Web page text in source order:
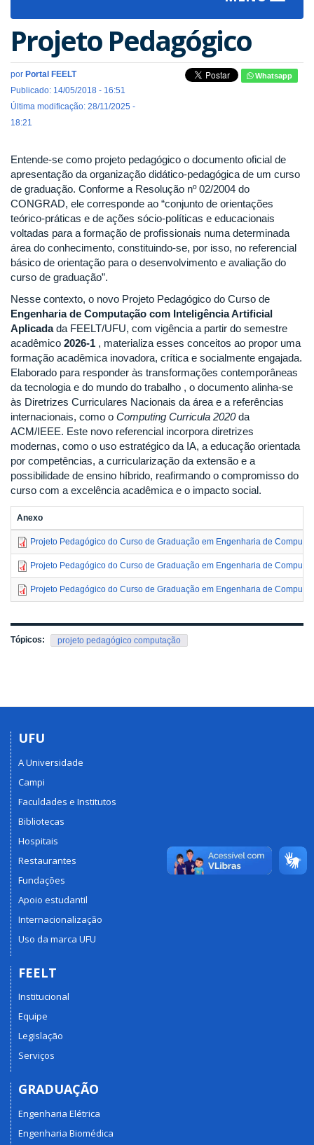
Projeto Pedagógico
por Portal FEELT
Publicado: 14/05/2018 - 16:51
Última modificação: 28/11/2025 -
18:21
Whatsapp
Entende-se como projeto pedagógico o documento oficial de
apresentação da organização didático-pedagógica de um curso
de graduação. Conforme a Resolução nº 02/2004 do
CONGRAD, ele corresponde ao “conjunto de orientações
teórico-práticas e de ações sócio-políticas e educacionais
voltadas para a formação de profissionais numa determinada
área do conhecimento, constituindo-se, por isso, no referencial
básico de orientação para o desenvolvimento e avaliação do
curso de graduação”.
Nesse contexto, o novo Projeto Pedagógico do Curso de
Engenharia de Computação com Inteligência Artificial
Aplicadada FEELT/UFU, com vigência a partir do semestre
acadêmico 2026-1 , materializa esses conceitos ao propor uma
formação acadêmica inovadora, crítica e socialmente engajada.
Elaborado para responder às transformações contemporâneas
da tecnologia e do mundo do trabalho , o documento alinha-se
às Diretrizes Curriculares Nacionais da área e a referências
internacionais, como o Computing Curricula 2020da
ACM/IEEE. Este novo referencial incorpora diretrizes
modernas, como o uso estratégico da IA, a educação orientada
por competências, a curricularização da extensão e a
possibilidade de ensino híbrido, reafirmando o compromisso do
curso com a excelência acadêmica e o impacto social.
Anexo
Projeto Pedagógico do Curso de Graduação em Engenharia de
Projeto Pedagógico do Curso de Graduação em Engenharia de
Projeto Pedagógico do Curso de Graduação em Engenharia de
Tópicos: projeto pedagógico computação
UFU
A Universidade
Campi
Faculdades e Institutos
Bibliotecas
Hospitais
Restaurantes
Fundações
Apoio estudantil
Internacionalização
Uso da marca UFU
FEELT
Institucional
Equipe
Legislação
Serviços
GRADUAÇÃO
Engenharia Elétrica
Engenharia Biomédica